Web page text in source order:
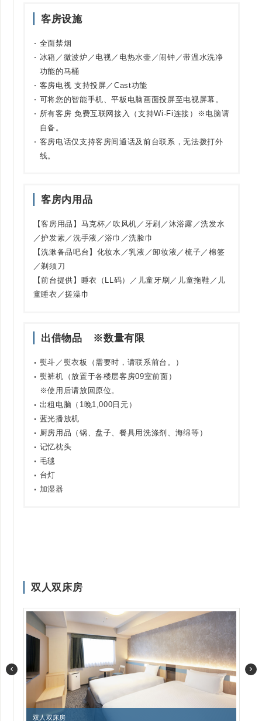
客房设施
全面禁烟
冰箱／微波炉／电视／电热水壶／闹钟／带温水洗净
功能的马桶
客房电视 支持投屏／Cast功能
可将您的智能手机、平板电脑画面投屏至电视屏幕。
所有客房 免费互联网接入（支持Wi-Fi连接）※电脑请
自备。
客房电话仅支持客房间通话及前台联系，无法拨打外
线。
客房内用品
【客房用品】马克杯／吹风机／牙刷／沐浴露／洗发水
／护发素／洗手液／浴巾／洗脸巾
【洗漱备品吧台】化妆水／乳液／卸妆液／梳子／棉签
／剃须刀
【前台提供】睡衣（LL码）／儿童牙刷／儿童拖鞋／儿
童睡衣／搓澡巾
出借物品 ※数量有限
熨斗／熨衣板（需要时，请联系前台。）
熨裤机（放置于各楼层客房09室前面）
※使用后请放回原位。
出租电脑（1晚1,000日元）
蓝光播放机
厨房用品（锅、盘子、餐具用洗涤剂、海绵等）
记忆枕头
毛毯
台灯
加湿器
双人双床房
双人双床房